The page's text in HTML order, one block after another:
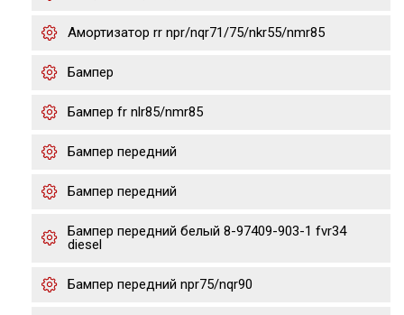
Амортизатор rr npr/nqr71/75/nkr55/nmr85
Бампер
Бампер fr nlr85/nmr85
Бампер передний
Бампер передний
Бампер передний белый 8-97409-903-1 fvr34
diesel
Бампер передний npr75/nqr90